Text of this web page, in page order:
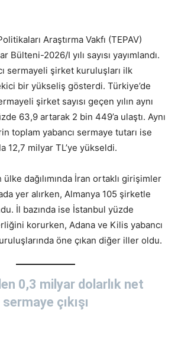
Araştırma Vakfı (TEPAV)
Bülteni-2026/I yılı sayısı yayımlandı.
sermayeli şirket kuruluşları ilk
bir yükseliş gösterdi. Türkiye’de
şirket sayısı geçen yılın aynı
63,9 artarak 2 bin 449’a ulaştı. Aynı
toplam yabancı sermaye tutarı ise
12,7 milyar TL’ye yükseldi.
dağılımında İran ortaklı girişimler
yer alırken, Almanya 105 şirketle
İl bazında ise İstanbul yüzde
korurken, Adana ve Kilis yabancı
öne çıkan diğer iller oldu.
0,3 milyar dolarlık net
sermaye çıkışı